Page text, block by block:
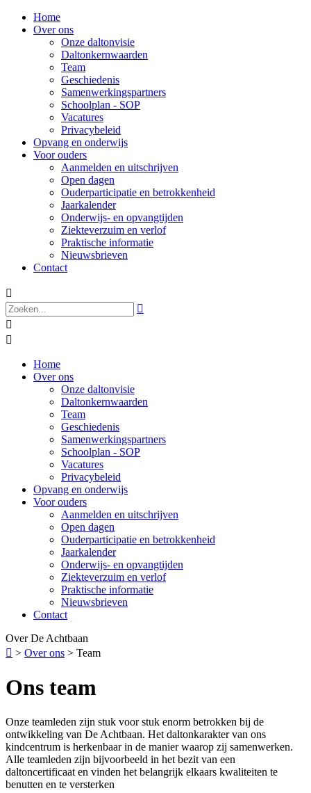
Home
Over ons
Onze daltonvisie
Daltonkernwaarden
Team
Geschiedenis
Samenwerkingspartners
Schoolplan - SOP
Vacatures
Privacybeleid
Opvang en onderwijs
Voor ouders
Aanmelden en uitschrijven
Open dagen
Ouderparticipatie en betrokkenheid
Jaarkalender
Onderwijs- en opvangtijden
Ziekteverzuim en verlof
Praktische informatie
Nieuwsbrieven
Contact




Home
Over ons
Onze daltonvisie
Daltonkernwaarden
Team
Geschiedenis
Samenwerkingspartners
Schoolplan - SOP
Vacatures
Privacybeleid
Opvang en onderwijs
Voor ouders
Aanmelden en uitschrijven
Open dagen
Ouderparticipatie en betrokkenheid
Jaarkalender
Onderwijs- en opvangtijden
Ziekteverzuim en verlof
Praktische informatie
Nieuwsbrieven
Contact
Over De Achtbaan
 > Over ons > Team
Ons team
Onze teamleden zijn stuk voor stuk enorm betrokken bij de
ontwikkeling van De Achtbaan. Het daltonkarakter van ons
kindcentrum is herkenbaar in de manier waarop zij samenwerken.
Alle teamleden zijn bijvoorbeeld in het bezit van een
daltoncertificaat en vinden het belangrijk elkaars kwaliteiten te
benutten en te versterken